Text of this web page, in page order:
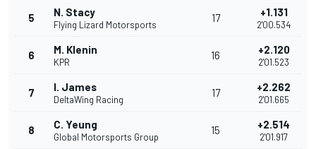
5 N. Stacy
Flying Lizard Motorsports
17 +1.131
2'00.534
6 M. Klenin
KPR
16 +2.120
2'01.523
7 I. James
DeltaWing Racing
17 +2.262
2'01.665
8 C. Yeung
Global Motorsports Group
15 +2.514
2'01.917